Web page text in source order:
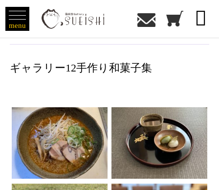
menu 
ギャラリー12手作り和菓子集